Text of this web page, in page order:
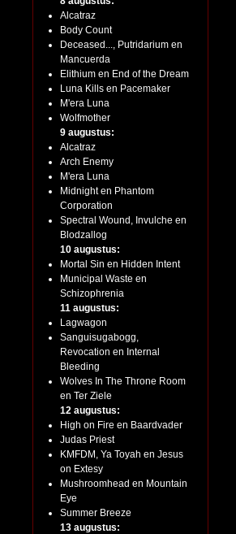
Alcatraz
Body Count
Deceased..., Putridarium en
Mancuerda
Elithium en End of the Dream
Luna Kills en Pacemaker
M'era Luna
Wolfmother
9 augustus:
Alcatraz
Arch Enemy
M'era Luna
Midnight en Phantom
Corporation
Spectral Wound, Invulche en
Blodzallog
10 augustus:
Mortal Sin en Hidden Intent
Municipal Waste en
Schizophrenia
11 augustus:
Lagwagon
Sanguisugabogg,
Revocation en Internal
Bleeding
Wolves In The Throne Room
en Ter Ziele
12 augustus:
High on Fire en Baardvader
Judas Priest
KMFDM, Ya Toyah en Jesus
on Extesy
Mushroomhead en Mountain
Eye
Summer Breeze
13 augustus: